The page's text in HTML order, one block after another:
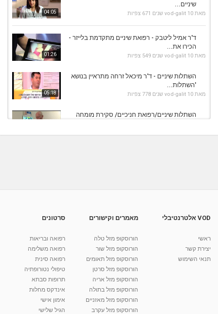
04:05
שיניים...
מאת vod-galit 10 שנים 671 צפיות
01:26
ד'ר אמיל ליטבק - רפואת שיניים מתקדמת בלייזר -
הכירו את...
מאת vod-galit 10 שנים 549 צפיות
05:18
השתלות שיניים - ד'ר מיכאל זרחה מתראיין בנושא
'השתלות...
מאת vod-galit 10 שנים 778 צפיות
השתלות שיניים/רפואת חניכיים/ סקירת מומחה
מאת vod-galit 10 שנים
10:17
קרין גורן - העוגה המתגלצ’ת ללא קמח
38.5k צפיות
יוסי שר - מתמחה בשיטת אלכסנדר וטאי צ'י
VOD אלטרנטיבלי
ראשי
יצירת קשר
תנאי השימוש
מאמרים וקישורים
הורוסקופ מזל טלה
הורוסקופ מזל שור
הורוסקופ מזל תאומים
הורוסקופ מזל סרטן
הורוסקופ מזל אריה
הורוסקופ מזל בתולה
הורוסקופ מזל מאזניים
הורוסקופ מזל עקרב
סרטונים
רפואה ובריאות
רפואה משלימה
רפואה סינית
טיפולי נטורופתיה
תרופות סבתא
אינדקס מחלות
אימון אישי
הגיל שלישי